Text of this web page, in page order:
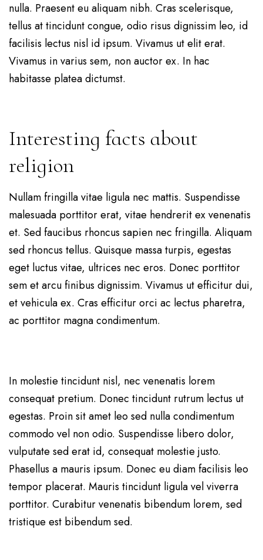
nulla. Praesent eu aliquam nibh. Cras scelerisque,
tellus at tincidunt congue, odio risus dignissim leo, id
facilisis lectus nisl id ipsum. Vivamus ut elit erat.
Vivamus in varius sem, non auctor ex. In hac
habitasse platea dictumst.
Interesting facts about
religion
Nullam fringilla vitae ligula nec mattis. Suspendisse
malesuada porttitor erat, vitae hendrerit ex venenatis
et. Sed faucibus rhoncus sapien nec fringilla. Aliquam
sed rhoncus tellus. Quisque massa turpis, egestas
eget luctus vitae, ultrices nec eros. Donec porttitor
sem et arcu finibus dignissim. Vivamus ut efficitur dui,
et vehicula ex. Cras efficitur orci ac lectus pharetra,
ac porttitor magna condimentum.
In molestie tincidunt nisl, nec venenatis lorem
consequat pretium. Donec tincidunt rutrum lectus ut
egestas. Proin sit amet leo sed nulla condimentum
commodo vel non odio. Suspendisse libero dolor,
vulputate sed erat id, consequat molestie justo.
Phasellus a mauris ipsum. Donec eu diam facilisis leo
tempor placerat. Mauris tincidunt ligula vel viverra
porttitor. Curabitur venenatis bibendum lorem, sed
tristique est bibendum sed.